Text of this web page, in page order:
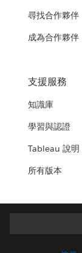
尋找合作夥伴
成為合作夥伴
支援服務
知識庫
學習與認證
Tableau 說明
所有版本